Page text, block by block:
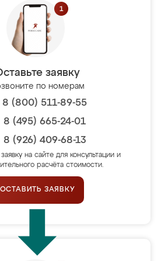
заявку
по номерам
8 (800) 511-89-55
8 (495) 665-24-01
8 (926) 409-68-13
на сайте для консультации и
расчёта стоимости.
ОСТАВИТЬ ЗАЯВКУ